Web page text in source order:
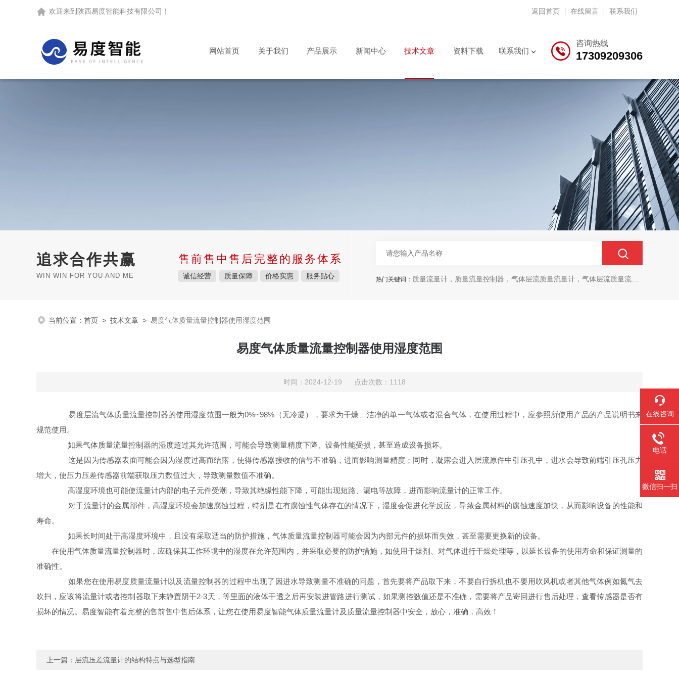
欢迎来到 陕西易度智能科技有限公司 ！ 返回首页 在线留言 联系我们
咨询热线
17309209306
网站首页 关于我们 产品展示 新闻中心 技术文章 资料下载 联系我们
追求合作共赢
WIN WIN FOR YOU AND ME
售前售中售后完整的服务体系
诚信经营 质量保障 价格实惠 服务贴心 热门关键词： 质量流量计，质量流量控制器，气体层流质量流量计，气体层流质量流量控制器
当前位置： 首页 > 技术文章 > 易度气体质量流量控制器使用湿度范围
易度气体质量流量控制器使用湿度范围
时间：2024-12-19 点击次数：1118
易度层流气体质量流量控制器的使用湿度范围一般为‌0%~98%（无冷凝），要求为干燥、洁净的单一气体或者混合气体，在使用过程中，应参照所使用产品的产品说明书来
规范使用。
如果气体质量流量控制器的湿度超过其允许范围，可能会导致测量精度下降、设备性能受损，甚至造成设备损坏‌。
这是因为传感器表面可能会因为湿度过高而结露，使得传感器接收的信号不准确，进而影响测量精度‌‌‌；同时，凝露会进入层流原件中引压孔中，进水会导致前端引压孔压力
增大，使压力压差传感器前端获取压力数值过大，导致测量数值不准确。
高湿度环境也可能使流量计内部的电子元件受潮，导致其绝缘性能下降，可能出现短路、漏电等故障，进而影响流量计的正常工作‌。
对于流量计的金属部件，高湿度环境会加速腐蚀过程，特别是在有腐蚀性气体存在的情况下，湿度会促进化学反应，导致金属材料的腐蚀速度加快，从而影响设备的性能和
寿命‌。
如果长时间处于高湿度环境中，且没有采取适当的防护措施，气体质量流量控制器可能会因为内部元件的损坏而失效，甚至需要更换新的设备‌。
在使用气体质量流量控制器时，应确保其工作环境中的湿度在允许范围内，并采取必要的防护措施，如使用干燥剂、对气体进行干燥处理等，以延长设备的使用寿命和保证测量的
准确性。
如果您在使用易度质量流量计以及流量控制器的过程中出现了因进水导致测量不准确的问题，首先要将产品取下来，不要自行拆机也不要用吹风机或者其他气体例如氮气去
吹扫，应该将流量计或者控制器取下来静置阴干2-3天，等里面的液体干透之后再安装进管路进行测试，如果测控数值还是不准确，需要将产品寄回进行售后处理，查看传感器是否有
损坏的情况。易度智能有着完整的售前售中售后体系，让您在使用易度智能气体质量流量计及质量流量控制器中安全，放心，准确，高效！
上一篇： 层流压差流量计的结构特点与选型指南
在线咨询
电话
微信扫一扫